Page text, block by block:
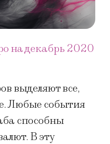
на декабрь 2020
выделяют все,
Любые события
способны
В эту